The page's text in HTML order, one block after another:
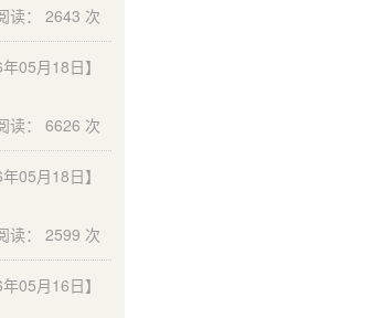
读： 2643 次
年05月18日】
读： 6626 次
年05月18日】
读： 2599 次
年05月16日】